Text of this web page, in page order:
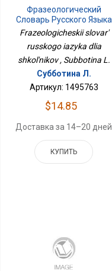
Фразеологический
Словарь Русского Языка
Для Школьников
Frazeologicheskii slovar'
russkogo iazyka dlia
shkol'nikov , Subbotina L.
Субботина Л.
Артикул: 1495763
$14.85
Доставка за 14–20 дней
КУПИТЬ